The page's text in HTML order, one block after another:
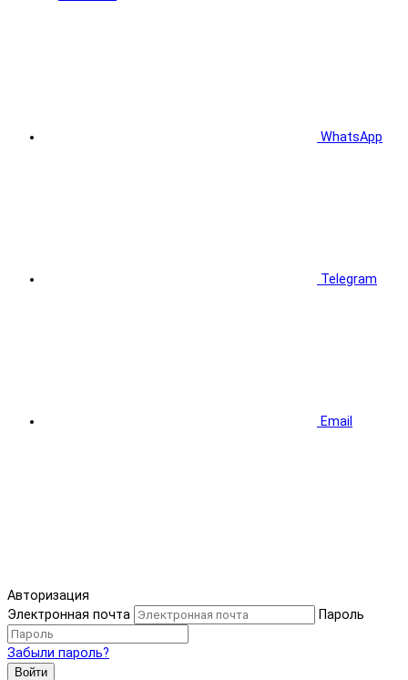
WhatsApp
Telegram
Email
Авторизация
Электронная почта
Пароль
Забыли пароль?
Войти